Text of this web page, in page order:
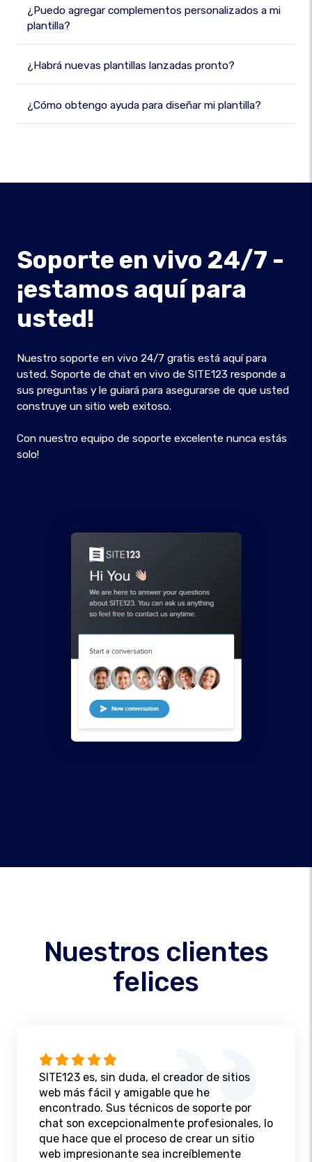
¿Puedo agregar complementos personalizados a mi
plantilla?
¿Habrá nuevas plantillas lanzadas pronto?
¿Cómo obtengo ayuda para diseñar mi plantilla?
Soporte en vivo 24/7 -
¡estamos aquí para
usted!
Nuestro soporte en vivo 24/7 gratis está aquí para
usted. Soporte de chat en vivo de SITE123 responde a
sus preguntas y le guiará para asegurarse de que usted
construye un sitio web exitoso.
Con nuestro equipo de soporte excelente nunca estás
solo!
Nuestros clientes
felices
SITE123 es, sin duda, el creador de sitios
web más fácil y amigable que he
encontrado. Sus técnicos de soporte por
chat son excepcionalmente profesionales, lo
que hace que el proceso de crear un sitio
web impresionante sea increíblemente